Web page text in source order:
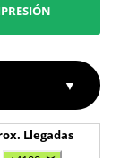
▼
Llegadas